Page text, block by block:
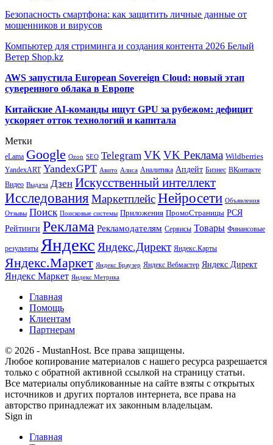
Безопасность смартфона: как защитить личные данные от
мошенников и вирусов
Компьютер для стриминга и создания контента 2026 Белый
Ветер Shop.kz
AWS запустила European Sovereign Cloud: новый этап
суверенного облака в Европе
Китайские AI-команды ищут GPU за рубежом: дефицит
ускоряет отток технологий и капитала
Метки
eLama Google Ozon SEO Telegram VKVK Реклама Wildberries
YandexART YandexGPT Авито Алиса Аналитика Апдейт Бизнес ВКонтакте
Видео Выдача Дзен Искусственный интеллект
Исследования МаркетплейсНейросети Объявления
Отзывы Поиск Поисковые системы Приложения ПромоСтраницы РСЯ
Рейтинги Реклама Рекламодателям Сервисы Товары Финансовые
результаты Яндекс Яндекс.Директ Яндекс.Карты
Яндекс.Маркет Яндекс Браузер Яндекс Вебмастер Яндекс Директ
Яндекс Маркет Яндекс Метрика
Главная
Помощь
Клиентам
Партнерам
© 2026 - MustanHost. Все права защищены.
Любое копирование материалов с нашего ресурса разрешается
только с обратной активной ссылкой на страницу статьи.
Все материалы опубликованные на сайте взяты с открытых
источников и других порталов интернета, все права на
авторство принадлежат их законным владельцам.
Sign in
Главная